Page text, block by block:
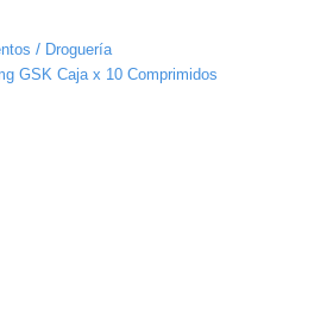
/ Droguería
GSK Caja x 10 Comprimidos